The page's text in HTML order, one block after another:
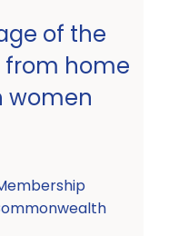
of the
from home
women